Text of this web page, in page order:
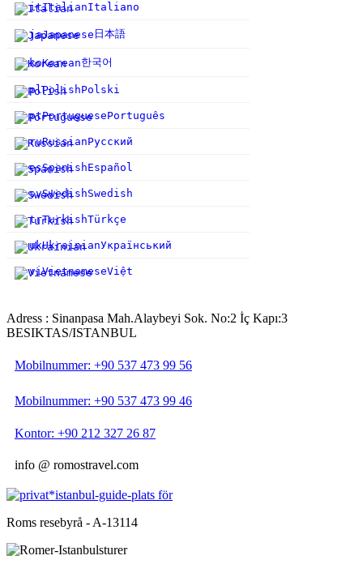
itItalianItaliano
jaJapanese 日本語
koKorean한국어
plPolishPolski
ptPortuguesePortuguês
ruRussianРусский
esSpanishEspañol
svSwedishSwedish
trTurkishTürkçe
ukUkrainianУкраїнський
viVietnameseViệt
Adress : Sinanpasa Mah.Alaybeyi Sok. No:2 İç Kapı:3
BESIKTAS/ISTANBUL
Mobilnummer: +90 537 473 99 56
Mobilnummer: +90 537 473 99 46
Kontor: +90 212 327 26 87
info @ romostravel.com
Roms resebyrå - A-13114